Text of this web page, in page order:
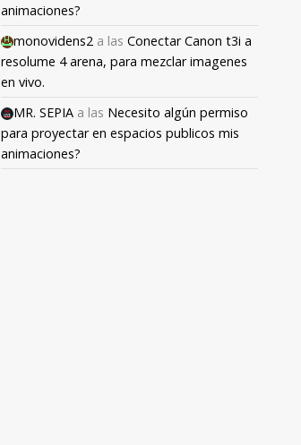
animaciones?
monovidens2 a las Conectar Canon t3i a
resolume 4 arena, para mezclar imagenes
en vivo.
MR. SEPIA a las Necesito algún permiso
para proyectar en espacios publicos mis
animaciones?